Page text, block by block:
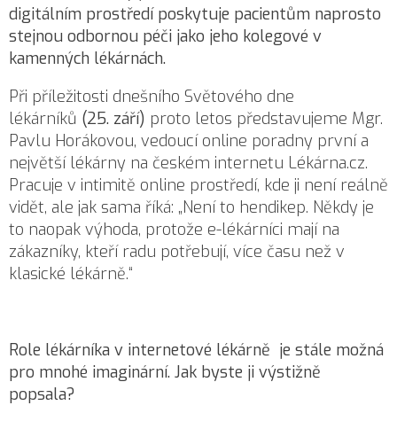
digitálním prostředí poskytuje pacientům naprosto
stejnou odbornou péči jako jeho kolegové v
kamenných lékárnách.
Při příležitosti dnešního Světového dne
lékárníků (25. září) proto letos představujeme Mgr.
Pavlu Horákovou, vedoucí online poradny první a
největší lékárny na českém internetu Lékárna.cz.
Pracuje v intimitě online prostředí, kde ji není reálně
vidět, ale jak sama říká: „Není to hendikep. Někdy je
to naopak výhoda, protože e-lékárníci mají na
zákazníky, kteří radu potřebují, více času než v
klasické lékárně.“
Role lékárníka v internetové lékárně je stále možná
pro mnohé imaginární. Jak byste ji výstižně
popsala?